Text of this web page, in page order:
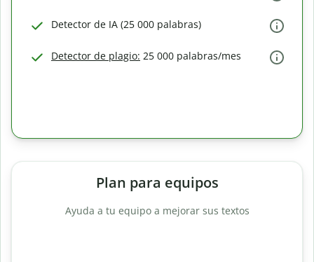
Detector de IA (25 000 palabras)
Detector de plagio: 25 000 palabras/mes
Plan para equipos
Ayuda a tu equipo a mejorar sus textos